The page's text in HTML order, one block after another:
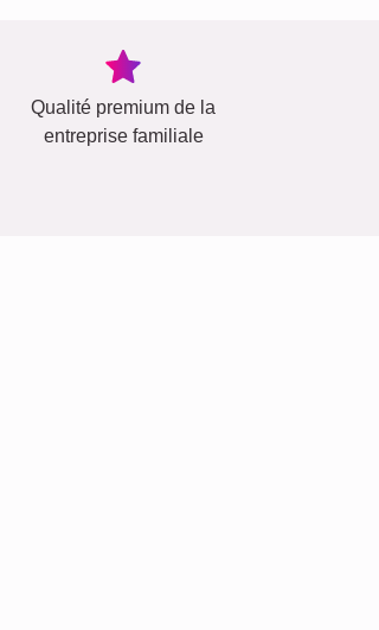
Qualité premium de la
entreprise familiale